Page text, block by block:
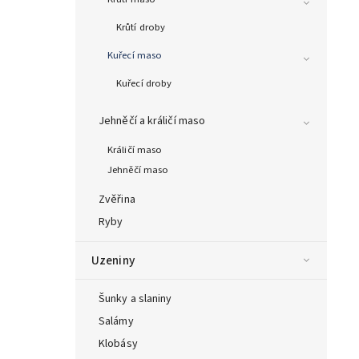
Krůtí droby
Kuřecí maso
Kuřecí droby
Jehněčí a králičí maso
Králičí maso
Jehněčí maso
Zvěřina
Ryby
Uzeniny
Šunky a slaniny
Salámy
Klobásy